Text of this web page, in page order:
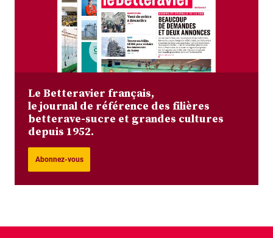
Le Betteravier français,
le journal de référence des filières
betterave-sucre et grandes cultures
depuis 1952.
Abonnez-vous